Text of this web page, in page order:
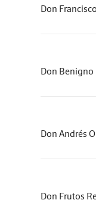
Don
Don
Don Andrés
Don Frutos